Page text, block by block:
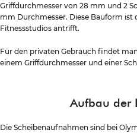
Griffdurchmesser von 28 mm und 2
mm Durchmesser. Diese Bauform ist
Fitnessstudios antrifft.
Für den privaten Gebrauch findet
einem Griffdurchmesser und einer
Aufbau der
Die Scheibenaufnahmen sind bei